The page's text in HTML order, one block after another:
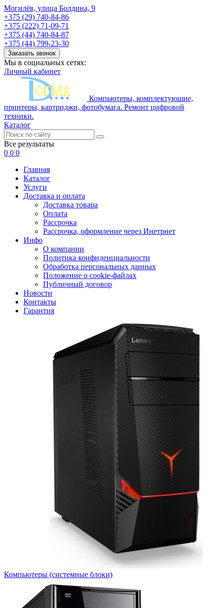
Могилёв, улица Болдина, 9
+375 (29) 740-84-86
+375 (222) 71-09-71
+375 (44) 740-84-87
+375 (44) 799-23-30
Заказать звонок
Мы в социальных сетях:
Личный кабинет
Компьютеры, комплектующие,
принтеры, картриджи, фотобумага. Ремонт цифровой
техники.
Каталог
Все результаты
0 0 0
Главная
Каталог
Услуги
Доставка и оплата
Доставка товара
Оплата
Рассрочка
Рассрочка, оформление через Инетрнет
Инфо
О компании
Политика конфиденциальности
Обработка персональных данных
Положение о cookie-файлах
Публичный договор
Новости
Контакты
Гарантия
Компьютеры (системные блоки)